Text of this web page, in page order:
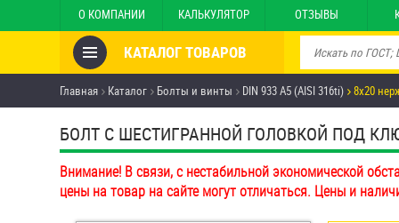
О КОМПАНИИ КАЛЬКУЛЯТОР ОТЗЫВЫ
КАТАЛОГ ТОВАРОВ
Товары со скидкой
Анкеры
Антивандальный крепёж,
инструмент
Болты и винты
Главная Каталог Болты и винты DIN 933 А5 (AISI 316ti) 8х20
БОЛТ С ШЕСТИГРАННОЙ ГОЛОВКОЙ ПОД
Внимание! В связи, с нестабильной экономической
цены на товар на сайте могут отличаться. Цены и